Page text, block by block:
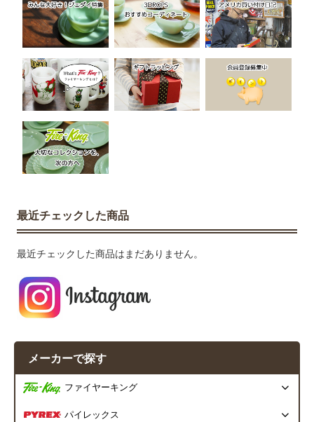
最近チェックした商品
最近チェックした商品はまだありません。
メーカーで探す
ファイヤーキング
パイレックス